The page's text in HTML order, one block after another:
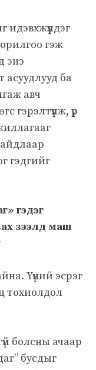
гэж
энэ
ба
авч
гэрэлтүүлж, үр
гэдгийг
гэдэг
зээлд маш
Үүний эсрэг
тохиолдол
болсны ачаар
бусдыг